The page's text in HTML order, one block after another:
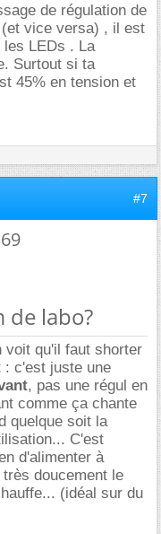
de régulation de
vice versa) , il est
les LEDs . La
Surtout si ta
45% en tension et
#7
de labo?
voit qu'il faut shorter
: c'est juste une
, pas une régul en
comme ça chante
quelque soit la
C'est
d'alimenter à
doucement le
(idéal sur du